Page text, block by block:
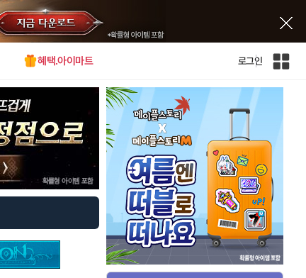
혜택.아이마트 로그인
인